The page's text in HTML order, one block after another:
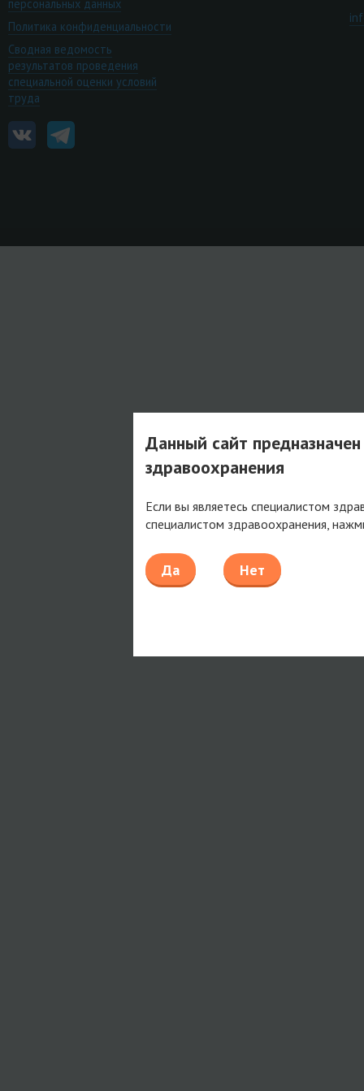
персональных данных
Политика конфиденциальности
Сводная ведомость
результатов проведения
специальной оценки условий
труда
Данный сайт
здравоохранения
Если вы являетесь специалистом
специалистом здравоохранения,
Да Нет